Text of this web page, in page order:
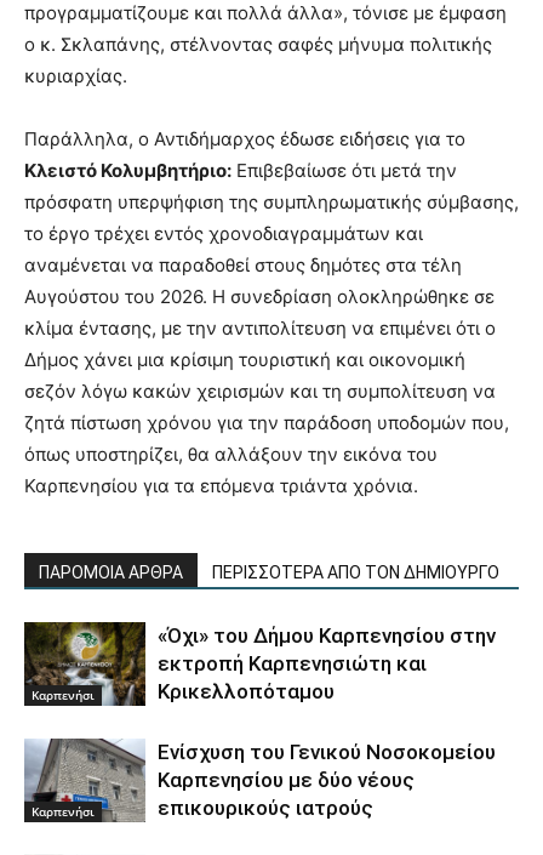
προγραμματίζουμε και πολλά άλλα», τόνισε με έμφαση
ο κ. Σκλαπάνης, στέλνοντας σαφές μήνυμα πολιτικής
κυριαρχίας.
Παράλληλα, ο Αντιδήμαρχος έδωσε ειδήσεις για το
Κλειστό Κολυμβητήριο: Επιβεβαίωσε ότι μετά την
πρόσφατη υπερψήφιση της συμπληρωματικής σύμβασης,
το έργο τρέχει εντός χρονοδιαγραμμάτων και
αναμένεται να παραδοθεί στους δημότες στα τέλη
Αυγούστου του 2026. Η συνεδρίαση ολοκληρώθηκε σε
κλίμα έντασης, με την αντιπολίτευση να επιμένει ότι ο
Δήμος χάνει μια κρίσιμη τουριστική και οικονομική
σεζόν λόγω κακών χειρισμών και τη συμπολίτευση να
ζητά πίστωση χρόνου για την παράδοση υποδομών που,
όπως υποστηρίζει, θα αλλάξουν την εικόνα του
Καρπενησίου για τα επόμενα τριάντα χρόνια.
ΠΑΡΟΜΟΙΑ ΑΡΘΡΑ ΠΕΡΙΣΣΟΤΕΡΑ ΑΠΟ ΤΟΝ ΔΗΜΙΟΥΡΓΟ
Καρπενήσι
«Όχι» του Δήμου Καρπενησίου στην
εκτροπή Καρπενησιώτη και
Κρικελλοπόταμου
Καρπενήσι
Ενίσχυση του Γενικού Νοσοκομείου
Καρπενησίου με δύο νέους
επικουρικούς ιατρούς